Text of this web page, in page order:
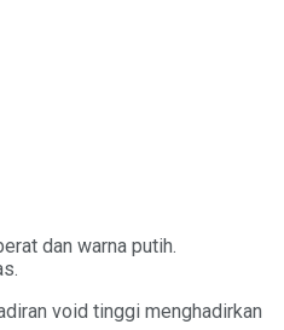
dan warna putih.
void tinggi menghadirkan